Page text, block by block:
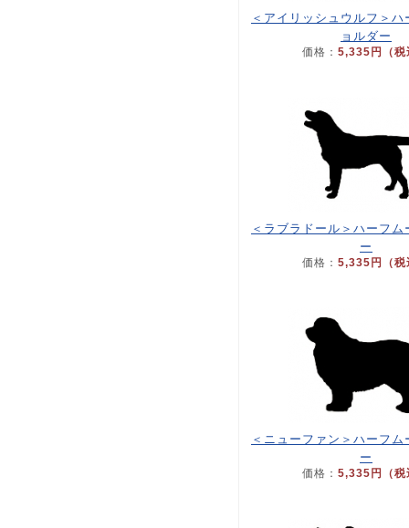
＜アイリッシュウルフ＞
ョルダー
価格： 5,335円（税
＜ラブラドール＞ハーフ
ー
価格： 5,335円（税
＜ニューファン＞ハーフ
ー
価格： 5,335円（税